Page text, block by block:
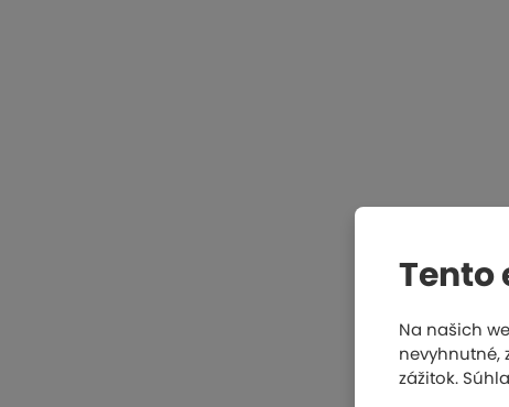
Tento
Na našich
nevyhnutné,
zážitok.